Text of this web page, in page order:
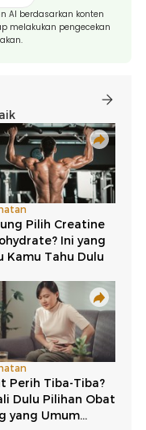
AI berdasarkan konten
melakukan pengecekan